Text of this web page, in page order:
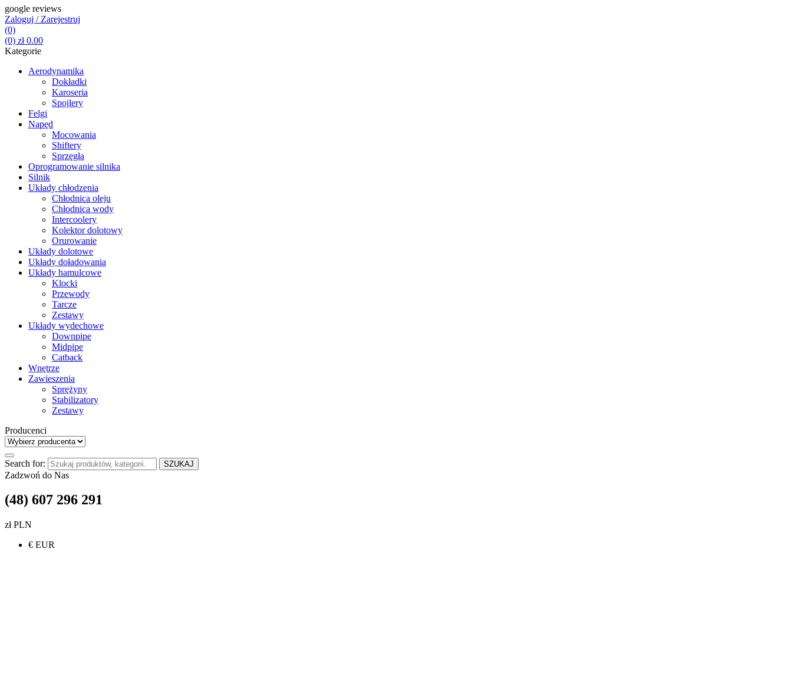
google reviews
Zaloguj / Zarejestruj
(0)
(0) zł0.00
Kategorie
Aerodynamika
Dokładki
Karoseria
Spojlery
Felgi
Napęd
Mocowania
Shiftery
Sprzęgła
Oprogramowanie silnika
Silnik
Układy chłodzenia
Chłodnica oleju
Chłodnica wody
Intercoolery
Kolektor dolotowy
Orurowanie
Układy dolotowe
Układy doładowania
Układy hamulcowe
Klocki
Przewody
Tarcze
Zestawy
Układy wydechowe
Downpipe
Midpipe
Catback
Wnętrze
Zawieszenia
Sprężyny
Stabilizatory
Zestawy
Producenci
Search for: SZUKAJ
Zadzwoń do Nas
(48) 607 296 291
zł PLN
€ EUR